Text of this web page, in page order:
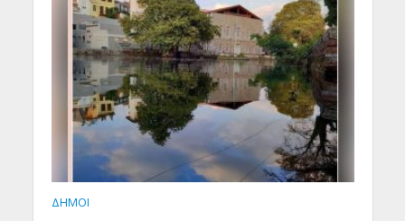
ΔΗΜΟΙ